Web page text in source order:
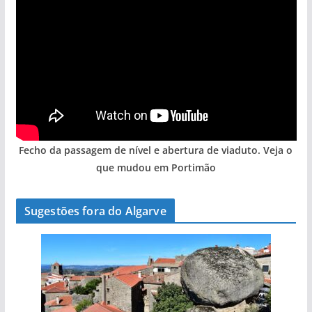
Fecho da passagem de nível e abertura de viaduto. Veja o
que mudou em Portimão
Sugestões fora do Algarve